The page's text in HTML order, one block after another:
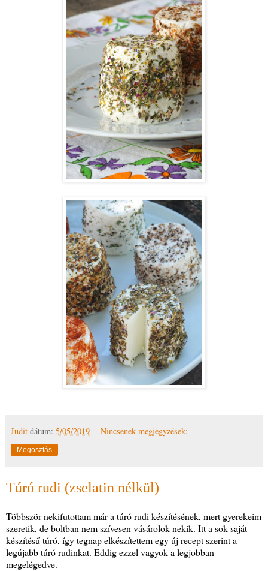
Judit dátum: 5/05/2019 Nincsenek megjegyzések:
Megosztás
Túró rudi (zselatin nélkül)
Többször nekifutottam már a túró rudi készítésének, mert gyerekeim
szeretik, de boltban nem szívesen vásárolok nekik. Itt a sok saját
készítésű túró, így tegnap elkészítettem egy új recept szerint a
legújabb túró rudinkat. Eddig ezzel vagyok a legjobban
megelégedve.